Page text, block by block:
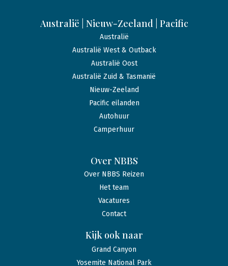
Australië | Nieuw-Zeeland | Pacific
Australië
Australië West & Outback
Australië Oost
Australië Zuid & Tasmanië
Nieuw-Zeeland
Pacific eilanden
Autohuur
Camperhuur
Over NBBS
Over NBBS Reizen
Het team
Vacatures
Contact
Kijk ook naar
Grand Canyon
Yosemite National Park